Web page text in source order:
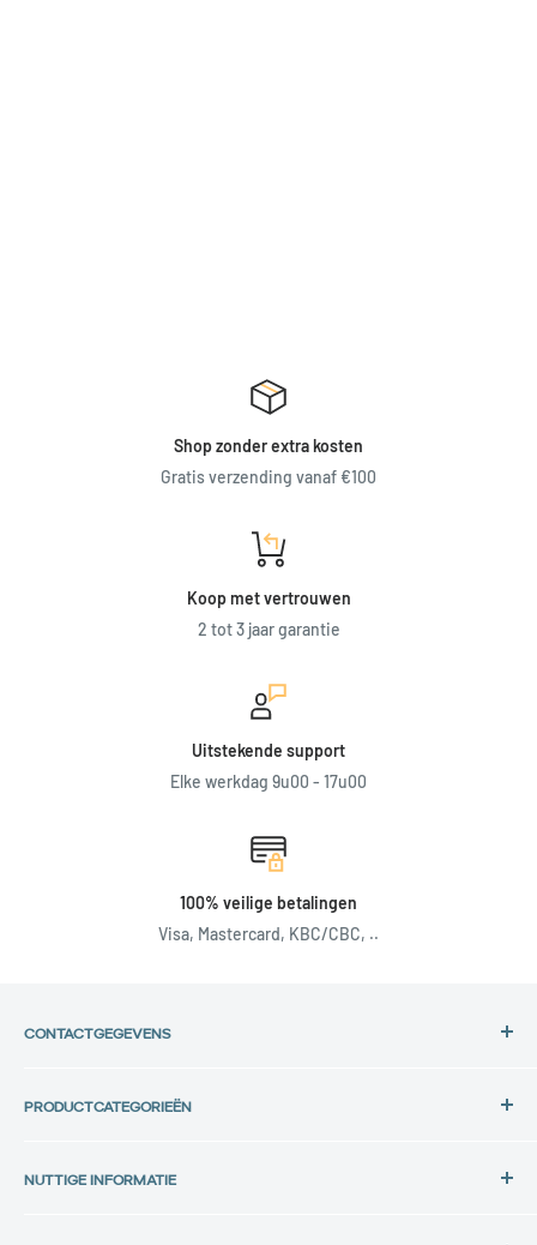
Shop zonder extra kosten
Gratis verzending vanaf €100
Koop met vertrouwen
2 tot 3 jaar garantie
Uitstekende support
Elke werkdag 9u00 - 17u00
100% veilige betalingen
Visa, Mastercard, KBC/CBC, ..
CONTACTGEGEVENS
Back in Use
B-3580 Beringen, België
PRODUCTCATEGORIEËN
Dell Laptops
NUTTIGE INFORMATIE